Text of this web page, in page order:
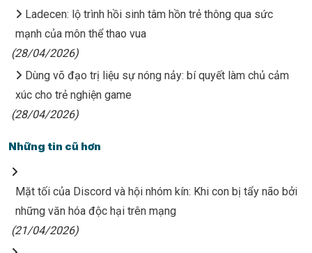
Ladecen: lộ trình hồi sinh tâm hồn trẻ thông qua sức
mạnh của môn thể thao vua
(28/04/2026)
Dùng võ đạo trị liệu sự nóng nảy: bí quyết làm chủ cảm
xúc cho trẻ nghiện game
(28/04/2026)
Những tin cũ hơn
Mặt tối của Discord và hội nhóm kín: Khi con bị tẩy não bởi
những văn hóa độc hại trên mạng
(21/04/2026)